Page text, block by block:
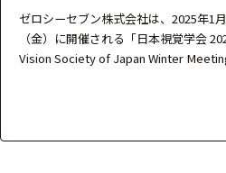
示
す
る
ゼロシーセブン株式会社は、2025年1
（金）に開催される「日本視覚学会
Vision Society of Japan Winter